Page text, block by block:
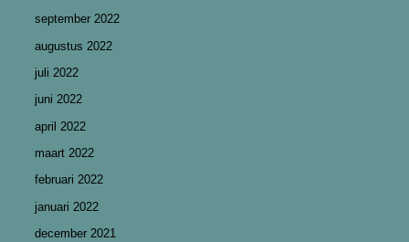
september 2022
augustus 2022
juli 2022
juni 2022
april 2022
maart 2022
februari 2022
januari 2022
december 2021